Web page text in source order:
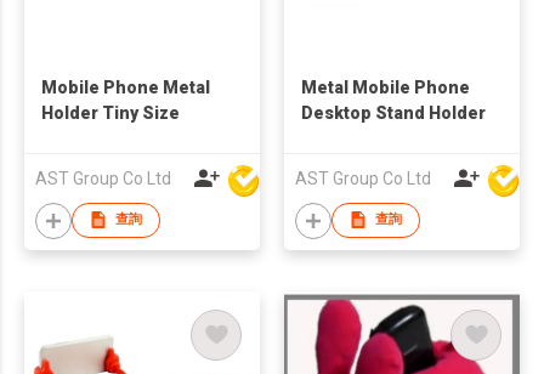
Mobile Phone Metal
Holder Tiny Size
AST Group Co Ltd
查詢
Metal Mobile Phone
Desktop Stand Holder
AST Group Co Ltd
查詢